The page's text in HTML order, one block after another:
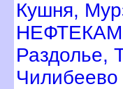
Кушня,
Раздолье,
Чилибеево